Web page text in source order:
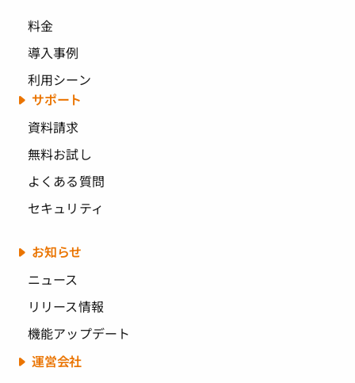
料金
導入事例
利用シーン
サポート
資料請求
無料お試し
よくある質問
セキュリティ
お知らせ
ニュース
リリース情報
機能アップデート
運営会社